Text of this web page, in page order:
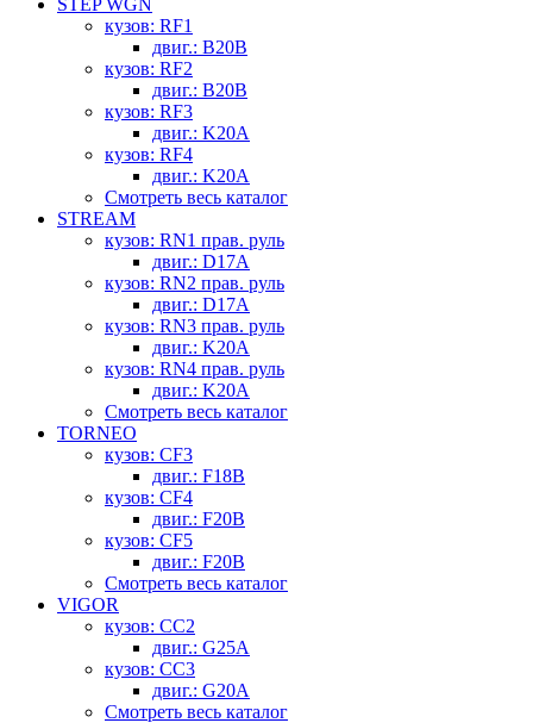
STEP WGN
кузов: RF1
двиг.: B20B
кузов: RF2
двиг.: B20B
кузов: RF3
двиг.: K20A
кузов: RF4
двиг.: K20A
Смотреть весь каталог
STREAM
кузов: RN1 прав. руль
двиг.: D17A
кузов: RN2 прав. руль
двиг.: D17A
кузов: RN3 прав. руль
двиг.: K20A
кузов: RN4 прав. руль
двиг.: K20A
Смотреть весь каталог
TORNEO
кузов: CF3
двиг.: F18B
кузов: CF4
двиг.: F20B
кузов: CF5
двиг.: F20B
Смотреть весь каталог
VIGOR
кузов: CC2
двиг.: G25A
кузов: CC3
двиг.: G20A
Смотреть весь каталог